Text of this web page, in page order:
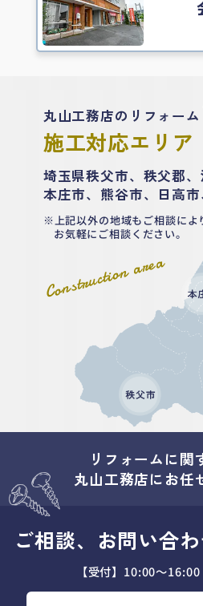
Construction area
丸山工務店のリフォーム
施工対応エリア
埼玉県秩父市、秩父郡、
本庄市、熊谷市、日高
上記以外の地域もご相談によ
お気軽にご相談ください。
リフォームに関
丸山工務店にお任
ご相談、お問い合
【受付】10:00～